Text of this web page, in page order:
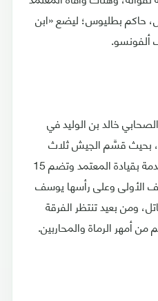
حاكم بطليوس؛ ليضع «ابن
ألفونسو.
خالد بن الوليد في
بحيث قسَّم الجيش ثلاث
فرق: الفرقة الأولى وهي المقدمة بقيادة المعتمد وتضم 15
الأولى وعلى رأسها يوسف
11 ألف مقاتل، ومن بعيد تنتظر الفرقة